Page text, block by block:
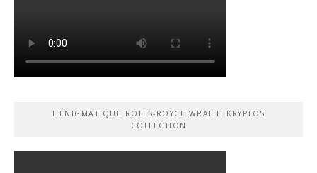
L’ÉNIGMATIQUE ROLLS-ROYCE WRAITH KRYPTOS
COLLECTION